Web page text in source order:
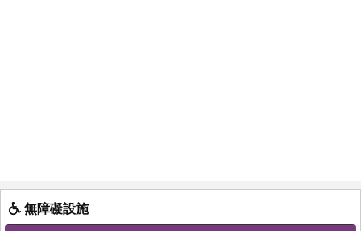
無障礙設施